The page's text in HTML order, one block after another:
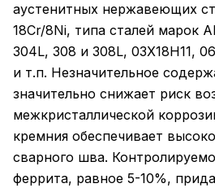
аустенитных нержавеющих
18Cr/8Ni, типа сталей марок
304L, 308 и 308L, 03Х18Н11,
и т.п. Незначительное
значительно снижает риск
межкристаллической
кремния обеспечивает
сварного шва.
феррита, равное 5-10%,